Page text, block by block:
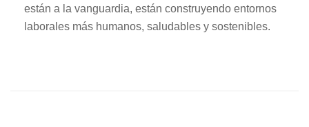
están a la vanguardia, están construyendo entornos
laborales más humanos, saludables y sostenibles.